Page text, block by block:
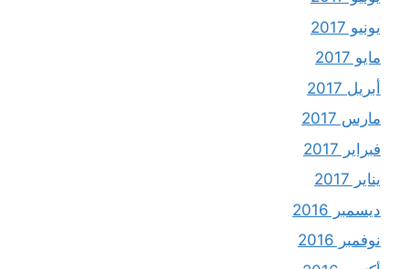
يونيو 2017
مايو 2017
أبريل 2017
مارس 2017
فبراير 2017
يناير 2017
ديسمبر 2016
نوفمبر 2016